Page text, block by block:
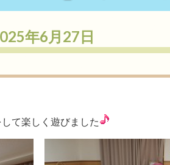
年6月27日
て楽しく遊びました